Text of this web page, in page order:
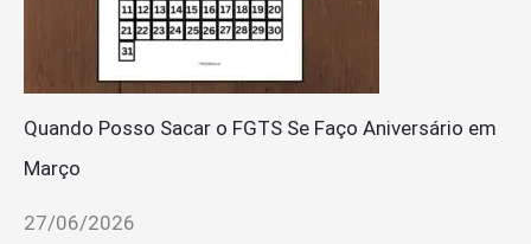
Quando Posso Sacar o FGTS Se Faço Aniversário em
Março
27/06/2026